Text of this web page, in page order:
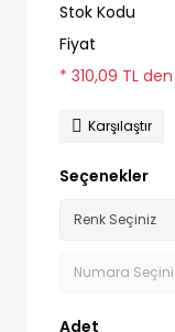
Stok Kodu
Fiyat
* 310,09 TL
Karşılaştır
Seçenekler
Adet